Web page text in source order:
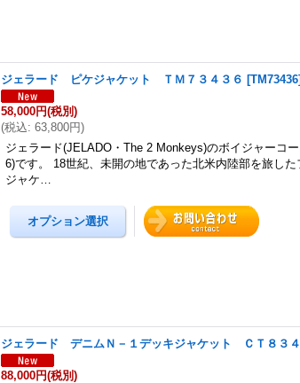
ジェラード ピケジャケット ＴＭ７３４３６ [TM73436]
58,000円(税別)
(税込: 63,800円)
ジェラード(JELADO・The 2 Monkeys)のボイジャーコ
6)です。 18世紀、未開の地であった北米内陸部を旅し
ジャケ…
ジェラード デニムＮ－１デッキジャケット ＣＴ８３
88,000円(税別)